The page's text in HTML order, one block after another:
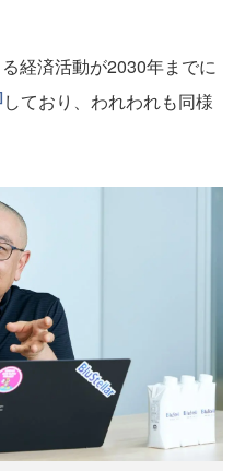
経済活動が2030年までに
しており、われわれも同様